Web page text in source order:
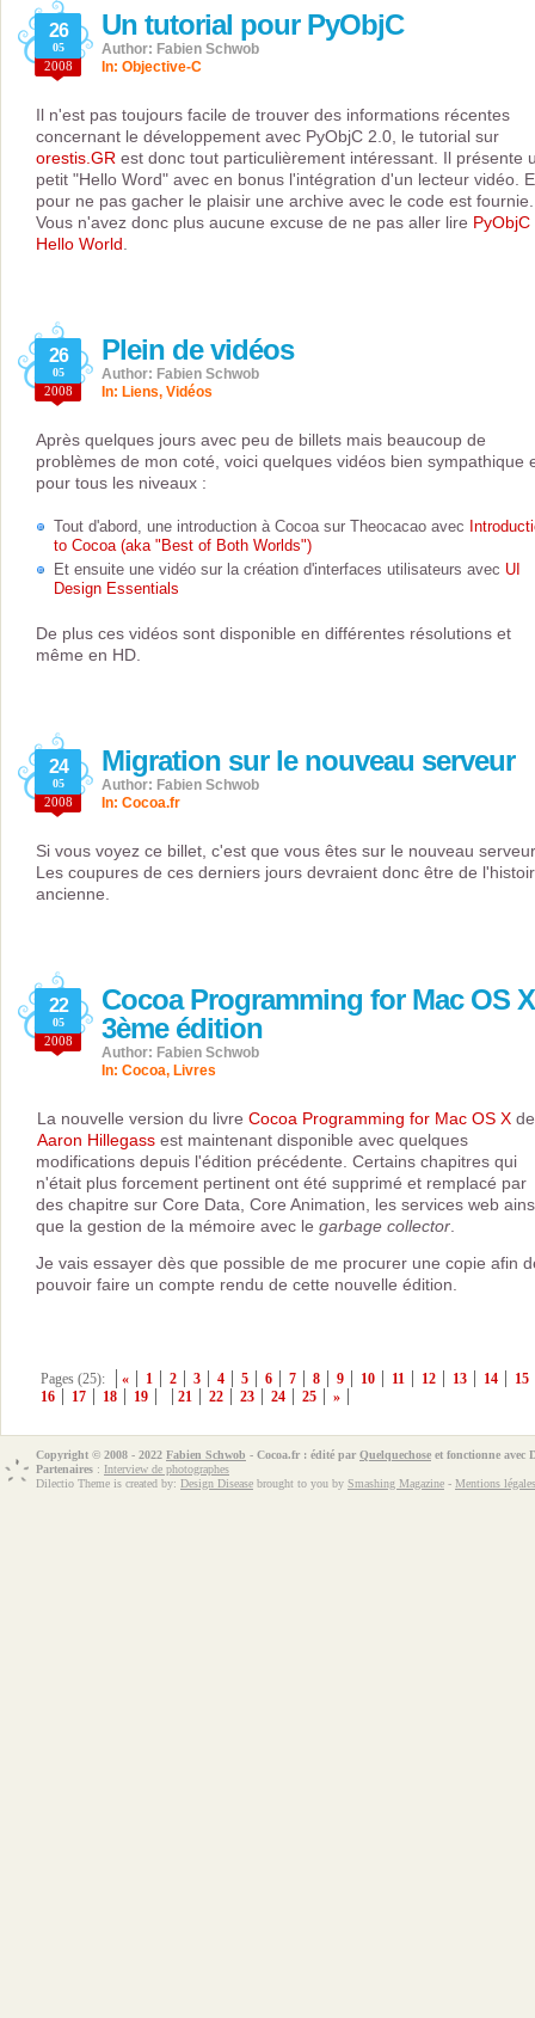
Un tutorial pour PyObjC
26
05
2008
Author: Fabien Schwob
In: Objective-C
Il n'est pas toujours facile de trouver des informations récentes
concernant le développement avec PyObjC 2.0, le tutorial sur
orestis.GR est donc tout particulièrement intéressant. Il présente
petit "Hello Word" avec en bonus l'intégration d'un lecteur vidéo.
pour ne pas gacher le plaisir une archive avec le code est fournie.
Vous n'avez donc plus aucune excuse de ne pas aller lire PyObjC
Hello World
Plein de vidéos
26
05
2008
Author: Fabien Schwob
In: Liens, Vidéos
Après quelques jours avec peu de billets mais beaucoup de
problèmes de mon coté, voici quelques vidéos bien sympathique
pour tous les niveaux :
Tout d'abord, une introduction à Cocoa sur Theocacao avec
to Cocoa (aka "Best of Both Worlds")
Et ensuite une vidéo sur la création d'interfaces utilisateurs avec UI
Design Essentials
De plus ces vidéos sont disponible en différentes résolutions et
même en HD.
Migration sur le nouveau serveur
24
05
2008
Author: Fabien Schwob
In: Cocoa.fr
Si vous voyez ce billet, c'est que vous êtes sur le nouveau
Les coupures de ces derniers jours devraient donc être de
ancienne.
Cocoa Programming for Mac OS
3ème édition
22
05
2008
Author: Fabien Schwob
In: Cocoa, Livres
La nouvelle version du livre Cocoa Programming for Mac OS X de
Aaron Hillegass est maintenant disponible avec quelques
modifications depuis l'édition précédente. Certains chapitres qui
n'était plus forcement pertinent ont été supprimé et remplacé par
des chapitre sur Core Data, Core Animation, les services web
que la gestion de la mémoire avec le garbage collector
Je vais essayer dès que possible de me procurer une copie afin
pouvoir faire un compte rendu de cette nouvelle édition.
Pages (25): « 1 2 3 4 5 6 7 8 9 10 11 12 13 14
15
16
17 18 19 21 22 23 24 25 »
Copyright © 2008 - 2022 Fabien Schwob - Cocoa.fr : édité par Quelquechose et fonctionne avec
Partenaires : Interview de photographes
Dilectio Theme is created by: Design Disease brought to you by Smashing Magazine - Mentions légales